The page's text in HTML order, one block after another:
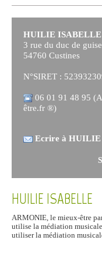
HUILIE ISABELLE
3 rue du duc de guise
54760 Custines
N°SIRET :
06 01 91 48 95
être.fr ®)
Ecrire à
HUILIE ISABELLE
ARMONIE, le mieux-être
utilise la médiation
utiliser la médiation